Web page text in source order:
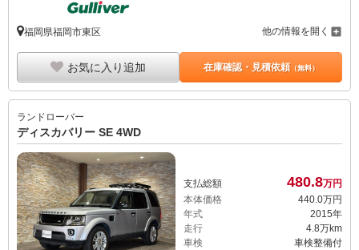
福岡県福岡市東区 他の情報を開く
お気に入り追加 在庫確認・見積依頼（無料）
ランドローバー
ディスカバリー SE 4WD
支払総額 480.8万円
本体価格
440.0万円
年式
2015年
走行
4.8万km
車検
車検整備付